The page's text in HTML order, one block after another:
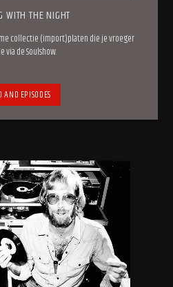
WITH THE NIGHT
collectie (import)platen die je vroeger
via de Soulshow.
AND EPISODES